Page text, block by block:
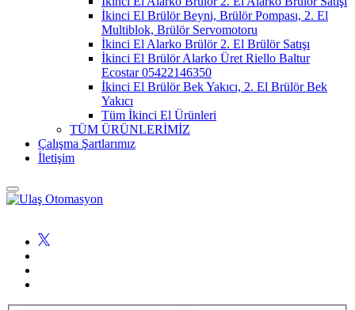
İkinci El Brülör Beyni, Brülör Pompası, 2. El
Multiblok, Brülör Servomotoru
İkinci El Alarko Brülör 2. El Brülör Satışı
İkinci El Brülör Alarko Üret Riello Baltur
Ecostar 05422146350
İkinci El Brülör Bek Yakıcı, 2. El Brülör Bek
Yakıcı
Tüm İkinci El Ürünleri
TÜM ÜRÜNLERİMİZ
Çalışma Şartlarımız
İletişim